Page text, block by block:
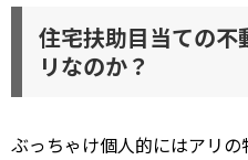
住宅扶助目当ての不
リなのか？
ぶっちゃけ個人的にはアリ